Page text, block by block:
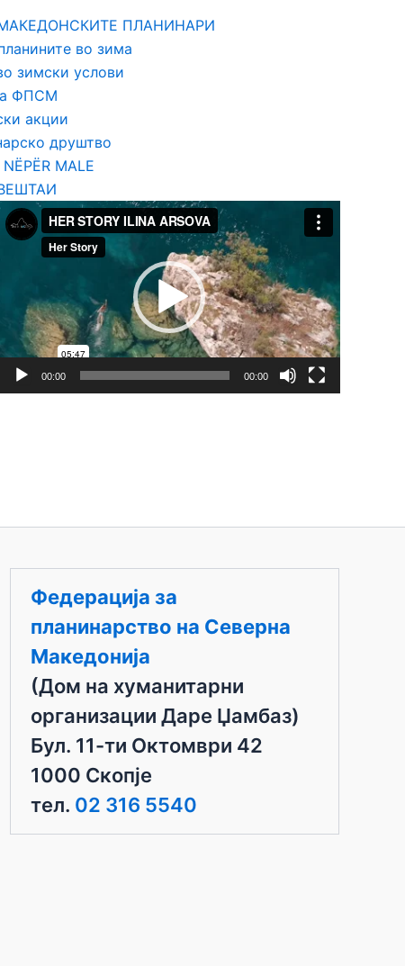
ПЛАНИНАРИ
во зима
зимски услови
ФПСМ
акции
друштво
MALE
Video
Player
00:00 00:00
Федерација за
планинарство на Северна
Македонија
(Дом на хуманитарни
организации Даре Џамбаз)
Бул. 11-ти Октомври 42
1000 Скопје
тел. 02 316 5540